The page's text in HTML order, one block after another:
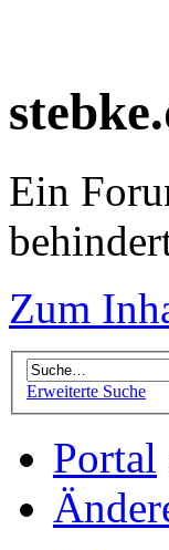
Ein
Zum
Erweiterte Suche
Portal